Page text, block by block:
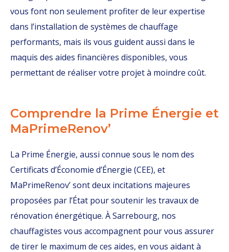
vous font non seulement profiter de leur expertise
dans l’installation de systèmes de chauffage
performants, mais ils vous guident aussi dans le
maquis des aides financières disponibles, vous
permettant de réaliser votre projet à moindre coût.
Comprendre la Prime Énergie et
MaPrimeRenov’
La Prime Énergie, aussi connue sous le nom des
Certificats d’Économie d’Énergie (CEE), et
MaPrimeRenov’ sont deux incitations majeures
proposées par l’État pour soutenir les travaux de
rénovation énergétique. À Sarrebourg, nos
chauffagistes vous accompagnent pour vous assurer
de tirer le maximum de ces aides, en vous aidant à